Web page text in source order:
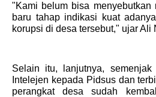
"Kami belum bisa menyebutkan
baru tahap indikasi kuat
korupsi di desa tersebut," ujar Ali
Selain itu, lanjutnya,
Intelejen kepada Pidsus dan
perangkat desa sudah